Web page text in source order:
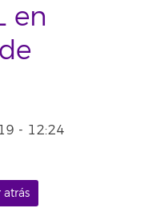
en
- 12:24
atrás